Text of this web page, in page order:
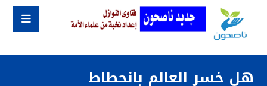
هل خسر العالم بانحطاط